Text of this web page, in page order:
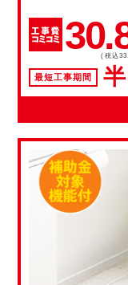
(税込
最短工事期間 半